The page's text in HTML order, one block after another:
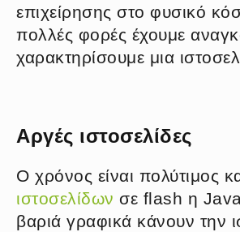
επιχείρησης στο φυσικό
πολλές φορές έχουμε
χαρακτηρίσουμε μια
Αργές ιστοσελίδες
Ο χρόνος είναι πολύτιμος
ιστοσελίδων σε flash η
βαριά γραφικά κάνουν την